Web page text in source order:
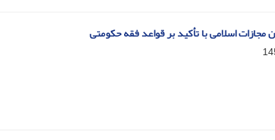
مجازات اسلامی با تأکید بر قواعد فقه حکومتی